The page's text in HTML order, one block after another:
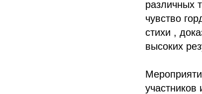
различных
чувство
стихи ,
высоких